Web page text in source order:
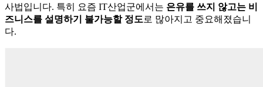
사법입니다. 특히 요즘 IT산업군에서는 은유를 쓰지 않고는 비
즈니스를 설명하기 불가능할 정도로 많아지고 중요해졌습니
다.